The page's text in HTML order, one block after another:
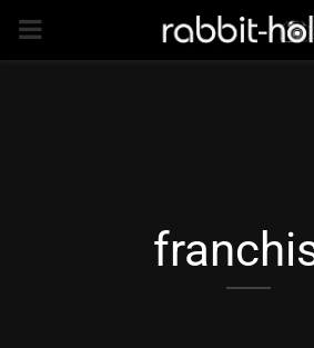
PRIMARY